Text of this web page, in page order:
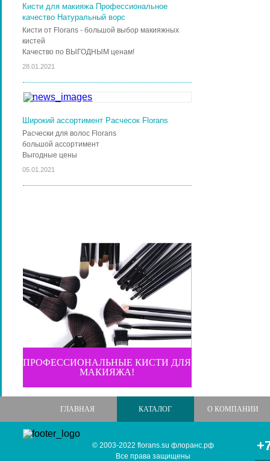
Кисти для макияжа Профессиональное
качество Натуральный ворс
Кисти от Florans - большой выбор макияжных
кистей
Качество по ВЫГОДНЫМ ценам!
28.01.2021
Широкий ассортимент Расчесок Florans
Расчески для волос Florans
большой ассортимент
Выгодные цены
05.01.2021
ПРОФЕССИОНАЛЬНЫЕ КИСТИ ДЛЯ
МАКИЯЖА!
ГЛАВНАЯ КАТАЛОГ О КОМПАНИИ
© 2003-2022 florans.su флоранс.рф
Все права защищены